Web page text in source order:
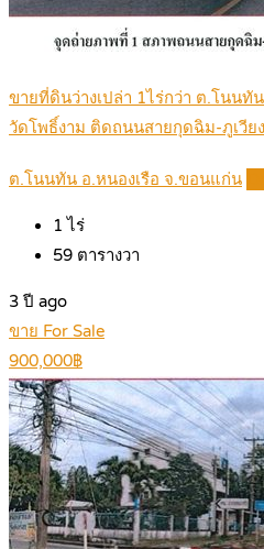
ขายที่ดินว่างเปล่า 1ไร่กว่า ต.โนนทั
วัดโพธิ์งาม ติดถนนสายกุดฉิม-ภูเวีย
ต.โนนทัน อ.หนองเรือ จ.ขอนแก่น
1 ไร่
59 ตารางวา
3 ปี ago
ขาย For Sale
900,000฿